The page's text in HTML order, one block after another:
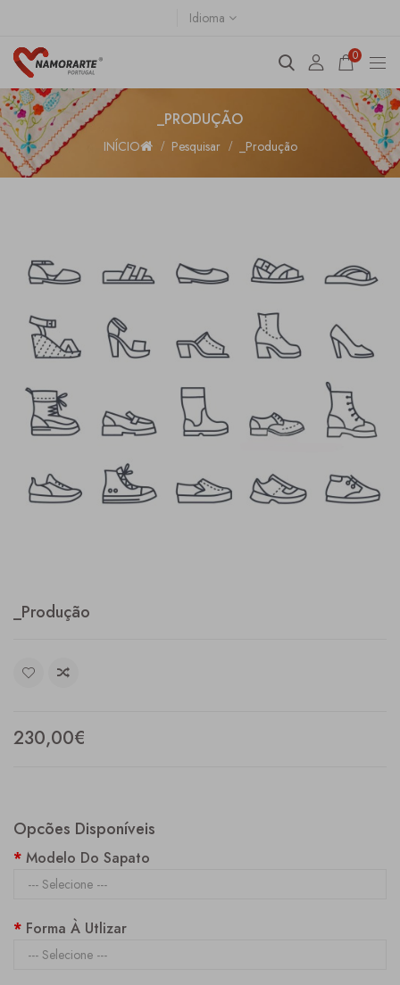
Idioma
0
_PRODUÇÃO
INÍCIO Pesquisar _Produção
_Produção
230,00€
Opcões Disponíveis
Modelo Do Sapato
Forma À Utlizar